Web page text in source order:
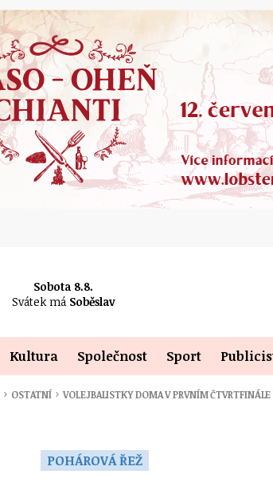
Sobota 8.8.
Svátek má Soběslav
Kultura Společnost Sport
› OSTATNÍ › VOLEJBALISTKY DOMA V PRVNÍM ČTVRTFINÁLE
POHÁROVÁ ŘEŽ